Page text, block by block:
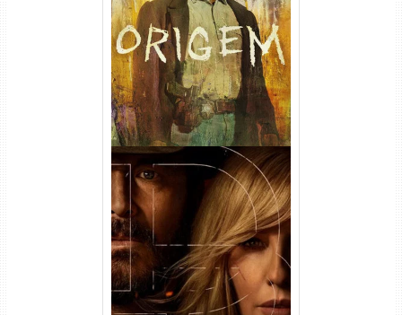
(2026) WEB-DL 1080p/4K
Dual Áudio
Rancho Dutton 1ª
Temporada Torrent (2026)
WEB-DL 1080p Dual Áudio